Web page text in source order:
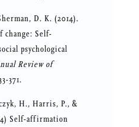
D. K. (2014).
change: Self-
psychological
Review of
371.
H., Harris, P., &
Self-affirmation